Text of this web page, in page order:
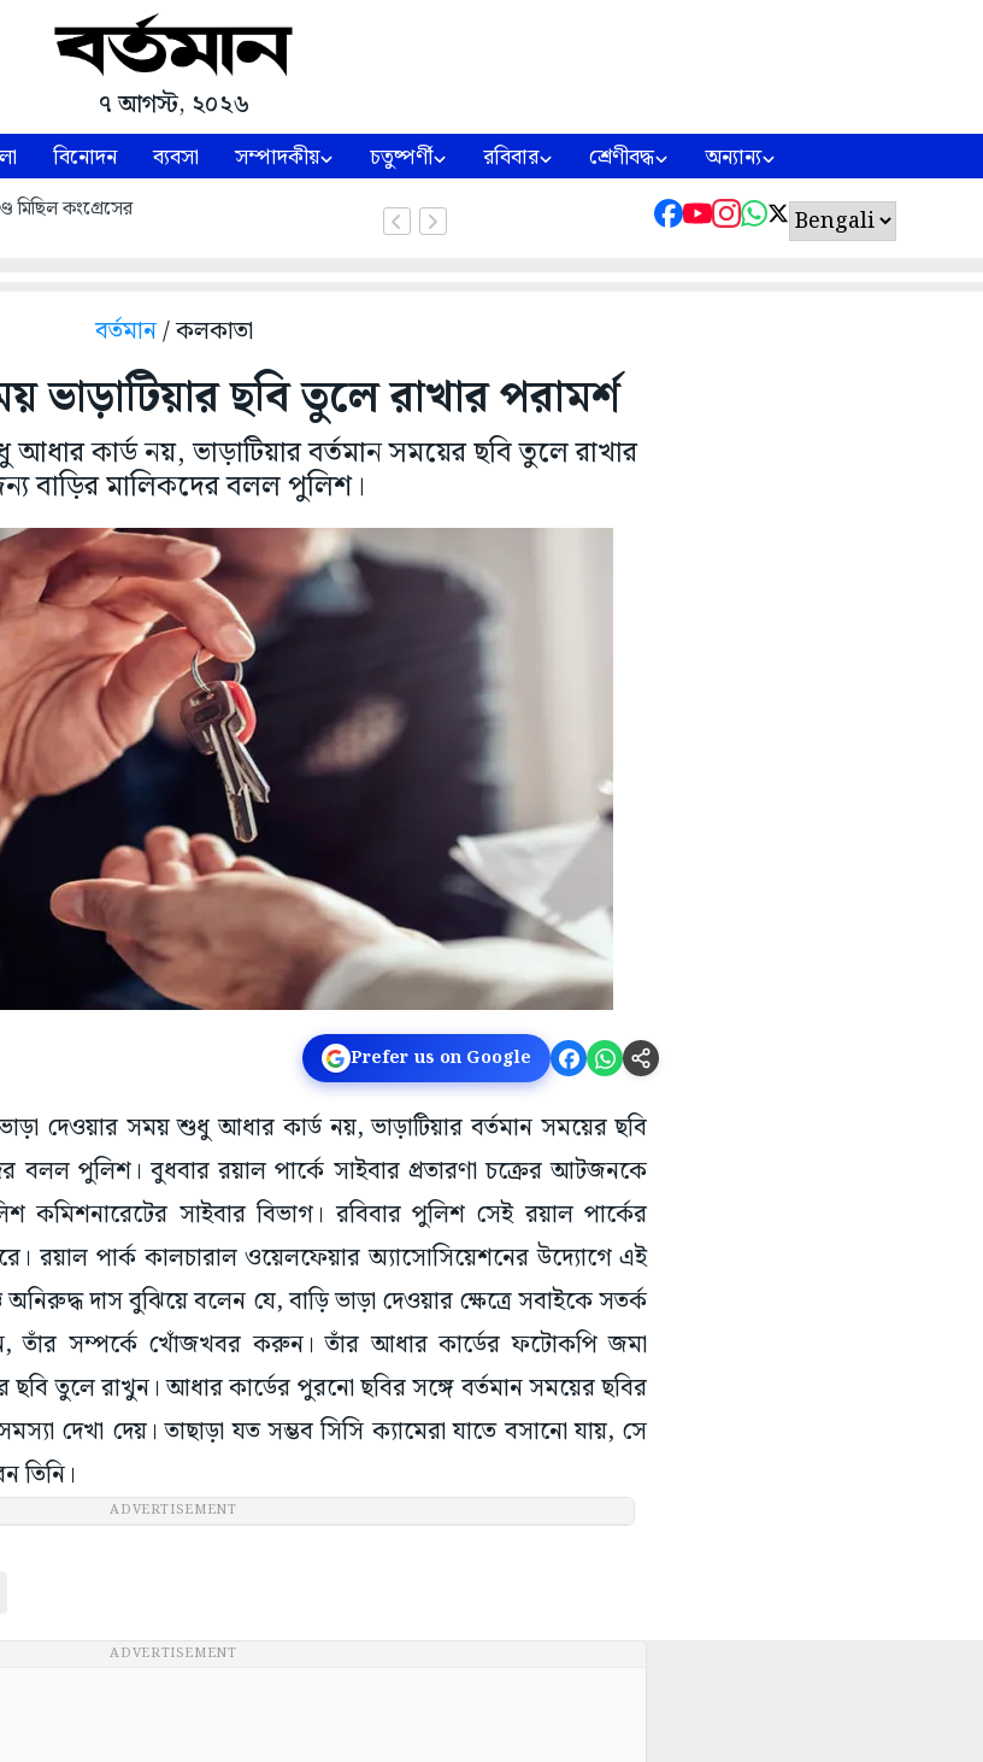
৭ আগস্ট, ২০২৬
বিনোদন ব্যবসা সম্পাদকীয় চতুষ্পর্ণী রবিবার শ্রেণীবদ্ধ অন্যান্য
মিছিল কংগ্রেসের
বর্তমান/ কলকাতা
ভাড়াটিয়ার ছবি তুলে রাখার পরামর্শ
কার্ড নয়, ভাড়াটিয়ার বর্তমান সময়ের ছবি তুলে রাখার
বাড়ির মালিকদের বলল পুলিশ।
Prefer us on Google
ভাড়া দেওয়ার সময় শুধু আধার কার্ড নয়, ভাড়াটিয়ার বর্তমান সময়ের ছবি
বলল পুলিশ। বুধবার রয়াল পার্কে সাইবার প্রতারণা চক্রের আটজনকে
কমিশনারেটের সাইবার বিভাগ। রবিবার পুলিশ সেই রয়াল পার্কের
রয়াল পার্ক কালচারাল ওয়েলফেয়ার অ্যাসোসিয়েশনের উদ্যোগে এই
দাস বুঝিয়ে বলেন যে, বাড়ি ভাড়া দেওয়ার ক্ষেত্রে সবাইকে সতর্ক
তাঁর সম্পর্কে খোঁজখবর করুন। তাঁর আধার কার্ডের ফটোকপি জমা
ছবি তুলে রাখুন। আধার কার্ডের পুরনো ছবির সঙ্গে বর্তমান সময়ের ছবির
দেখা দেয়। তাছাড়া যত সম্ভব সিসি ক্যামেরা যাতে বসানো যায়, সে
তিনি।
ADVERTISEMENT
ADVERTISEMENT